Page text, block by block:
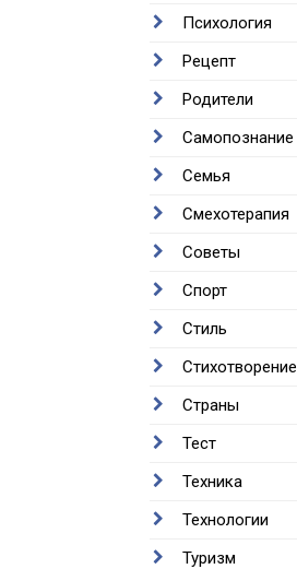
Психология
Рецепт
Родители
Самопознание
Семья
Смехотерапия
Советы
Спорт
Стиль
Стихотворение
Страны
Тест
Техника
Технологии
Туризм